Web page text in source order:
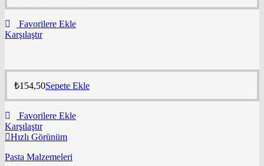
Favorilere Ekle
Karşılaştır
₺154,50Sepete Ekle
Favorilere Ekle
Karşılaştır
Hızlı Görünüm
Pasta Malzemeleri